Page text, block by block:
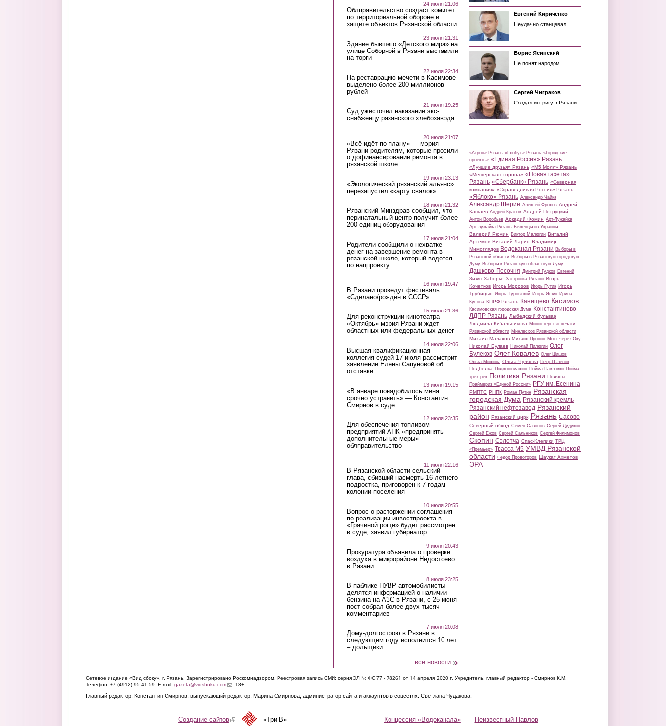
24 июля 21:06
Облправительство создаст комитет
по территориальной обороне и
защите объектов Рязанской области
23 июля 21:31
Здание бывшего «Детского мира» на
улице Соборной в Рязани выставили
на торги
22 июля 22:34
На реставрацию мечети в Касимове
выделено более 200 миллионов
рублей
21 июля 19:25
Суд ужесточил наказание экс-
снабженцу рязанского хлебозавода
20 июля 21:07
«Всё идёт по плану» — мэрия
Рязани родителям, которые просили
о дофинансировании ремонта в
рязанской школе
19 июля 23:13
«Экологический рязанский альянс»
перезапустил «карту свалок»
18 июля 21:32
Рязанский Минздрав сообщил, что
перинатальный центр получит более
200 единиц оборудования
17 июля 21:04
Родители сообщили о нехватке
денег на завершение ремонта в
рязанской школе, который ведется
по нацпроекту
16 июля 19:47
В Рязани проведут фестиваль
«Сделано/рождён в СССР»
15 июля 21:36
Для реконструкции кинотеатра
«Октябрь» мэрия Рязани ждет
областных или федеральных денег
14 июля 22:06
Высшая квалификационная
коллегия судей 17 июля рассмотрит
заявление Елены Сапуновой об
отставке
13 июля 19:15
«В январе понадобилось меня
срочно устранить» — Константин
Смирнов в суде
12 июля 23:35
Для обеспечения топливом
предприятий АПК «предприняты
дополнительные меры» -
облправительство
11 июля 22:16
В Рязанской области сельский
глава, сбивший насмерть 16-летнего
подростка, приговорен к 7 годам
колонии-поселения
10 июля 20:55
Вопрос о расторжении соглашения
по реализации инвестпроекта в
«Грачиной роще» будет рассмотрен
в суде, заявил губернатор
9 июля 20:43
Прокуратура объявила о проверке
воздуха в микрорайоне Недостоево
в Рязани
8 июля 23:25
В паблике ПУВР автомобилисты
делятся информацией о наличии
бензина на АЗС в Рязани, с 25 июня
пост собрал более двух тысяч
комментариев
7 июля 20:08
Дому-долгострою в Рязани в
следующем году исполнится 10 лет
– дольщики
все новости
Евгений Кириченко
Неудачно станцевал
Борис Ясинский
Не понят народом
Сергей Чиграков
Создал интригу в Рязани
«Атрон» Рязань «Глобус» Рязань «Городские
проекты» «Единая Россия» Рязань
«Лучшие друзья» Рязань «М5 Молл» Рязань
«Мещерская сторона» «Новая газета»
Рязань «Сбербанк» Рязань «Северная
компания» «Справедливая Россия» Рязань
«Яблоко» Рязань Александр Чайка
Александр Шерин Алексей Фролов Андрей
Кашаев Андрей Красов Андрей Петруцкий
Антон Воробьев Аркадий Фомин Арт-Лужайка
Арт-лужайка Рязань Беженцы из Украины
Валерий Рюмин Виктор Малюгин Виталий
Артемов Виталий Ларин Владимир
Мимоглядов Водоканал Рязани Выборы в
Рязанской области Выборы в Рязанскую городскую
Думу Выборы в Рязанскую областную Думу
Дашково-Песочня Дмитрий Гудков Евгений
Зызин Заборье Застройка Рязани Игорь
Кочетков Игорь Морозов Игорь Путин Игорь
Трубицын Игорь Туровский Игорь Яшин Ирина
Кусова КПРФ Рязань Канищево Касимов
Касимовская городская Дума Константиново
ЛДПР Рязань Лыбедский бульвар
Людмила Кибальникова Министерство печати
Рязанской области Минлесхоз Рязанской области
Михаил Малахов Михаил Пронин Мост через Оку
Николай Булаев Николай Пилюгин Олег
Булеков Олег Ковалев Олег Шишов
Ольга Мишина Ольга Чуляева Петр Пыленок
Подбелка Поджоги машин Пойма Павловки Пойма
трех рек Политика Рязани Поляны
Праймериз «Единой России» РГУ им. Есенина
РМПТС РНПК Роман Путин Рязанская
городская Дума Рязанский кремль
Рязанский нефтезавод Рязанский
район Рязанский цирк Рязань Сасово
Северный обход Семен Сазонов Сергей Дудукин
Сергей Ежов Сергей Сальников Сергей Филимонов
Скопин Солотча Спас-Клепики ТРЦ
«Премьер» Трасса М5 УМВД Рязанской
области Федор Провоторов Шаукат Ахметов
ЭРА
Сетевое издание «Вид сбоку», г. Рязань. Зарегистрировано Роскомнадзором. Реестровая запись СМИ: серия ЭЛ № ФС 77 - 78261 от 14 апреля 2020 г. Учредитель, главный редактор - Смирнов К.М.
Телефон: +7 (4912) 95-41-59. E-mail: gazeta@vidsboku.com(link sends e-mail)
. 18+
Главный редактор: Константин Смирнов, выпускающий редактор: Марина Смирнова, администратор сайта и аккаунтов в соцсетях: Светлана Чудакова.
Концессия «Водоканала» Неизвестный Павлов
Создание сайтов(link is external)«Три-В»